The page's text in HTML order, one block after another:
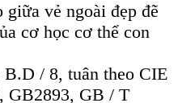
giữa vẻ ngoài đẹp đẽ
cơ học cơ thể con
B.D / 8, tuân theo CIE
GB2893, GB / T